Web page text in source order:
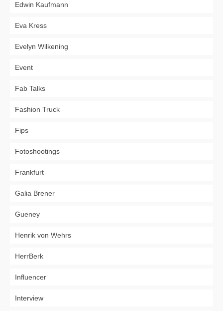
Edwin Kaufmann
Eva Kress
Evelyn Wilkening
Event
Fab Talks
Fashion Truck
Fips
Fotoshootings
Frankfurt
Galia Brener
Gueney
Henrik von Wehrs
HerrBerk
Influencer
Interview